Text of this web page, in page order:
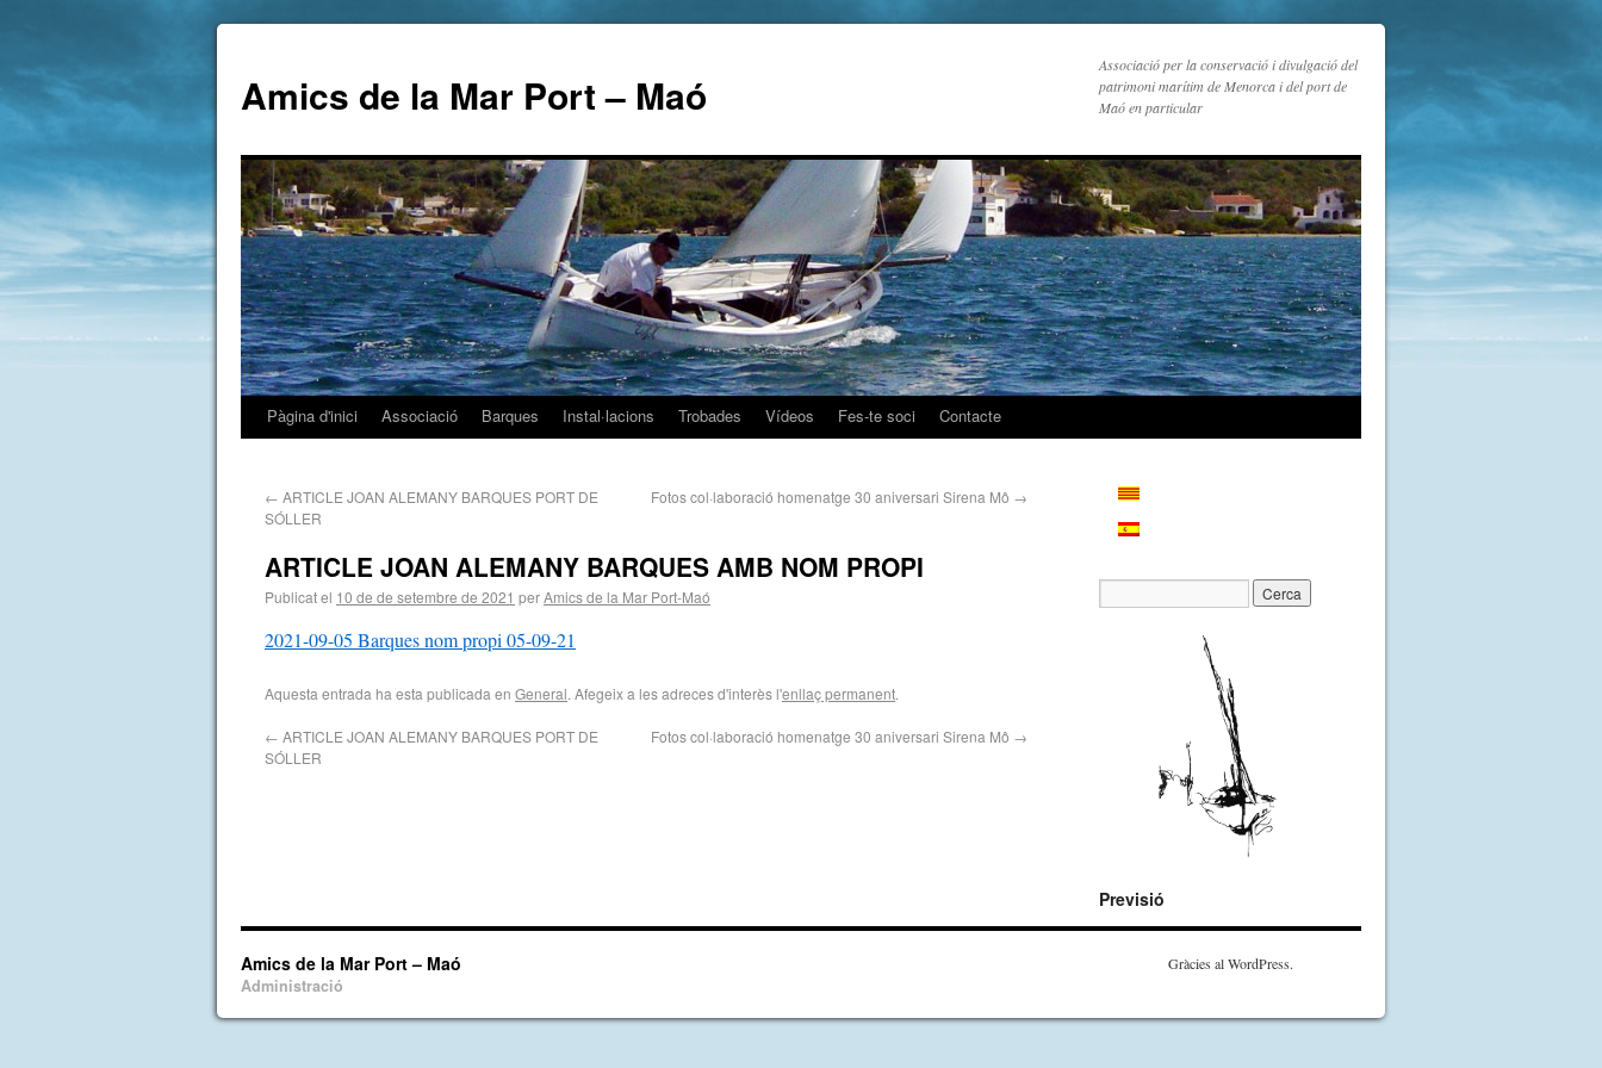
Amics de la Mar Port – Maó
Associació per la conservació i divulgació del
patrimoni marítim de Menorca i del port de
Maó en particular
Pàgina d'inici Associació Barques Instal·lacions Trobades Vídeos Fes-te soci Contacte
← ARTICLE JOAN ALEMANY BARQUES PORT DE
SÓLLER
Fotos col·laboració homenatge 30 aniversari Sirena Mô →
ARTICLE JOAN ALEMANY BARQUES AMB NOM PROPI
Publicat el 10 de de setembre de 2021 perAmics de la Mar Port-Maó
2021-09-05 Barques nom propi 05-09-21
Aquesta entrada ha esta publicada en General. Afegeix a les adreces d'interès l'enllaç permanent.
← ARTICLE JOAN ALEMANY BARQUES PORT DE
SÓLLER
Fotos col·laboració homenatge 30 aniversari Sirena Mô →
Previsió
Amics de la Mar Port – Maó
Administració
Gràcies al WordPress.